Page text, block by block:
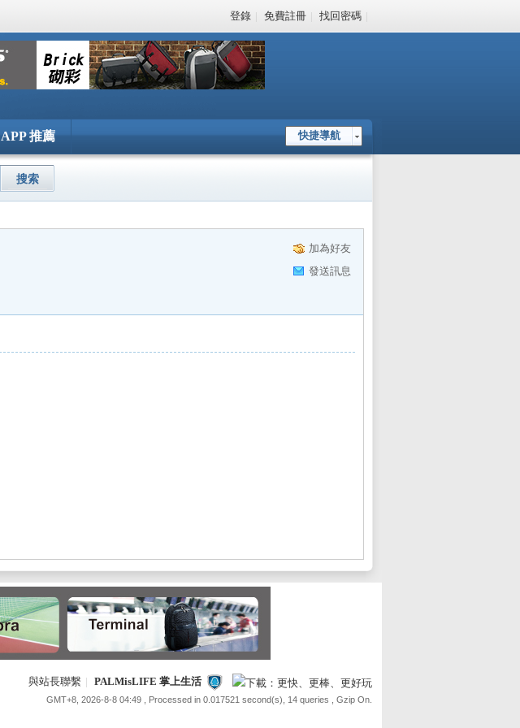
登錄 | 免費註冊 | 找回密碼 |
快捷導航
APP 推薦
搜索
加為好友
發送訊息
與站長聯繫 | PALMisLIFE 掌上生活
GMT+8, 2026-8-8 04:49 , Processed in 0.017521 second(s), 14 queries , Gzip On.